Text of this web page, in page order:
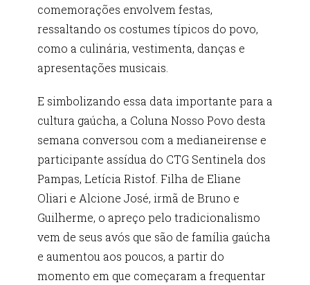
comemorações envolvem festas,
ressaltando os costumes típicos do povo,
como a culinária, vestimenta, danças e
apresentações musicais.
E simbolizando essa data importante para a
cultura gaúcha, a Coluna Nosso Povo desta
semana conversou com a medianeirense e
participante assídua do CTG Sentinela dos
Pampas, Letícia Ristof. Filha de Eliane
Oliari e Alcione José, irmã de Bruno e
Guilherme, o apreço pelo tradicionalismo
vem de seus avós que são de família gaúcha
e aumentou aos poucos, a partir do
momento em que começaram a frequentar